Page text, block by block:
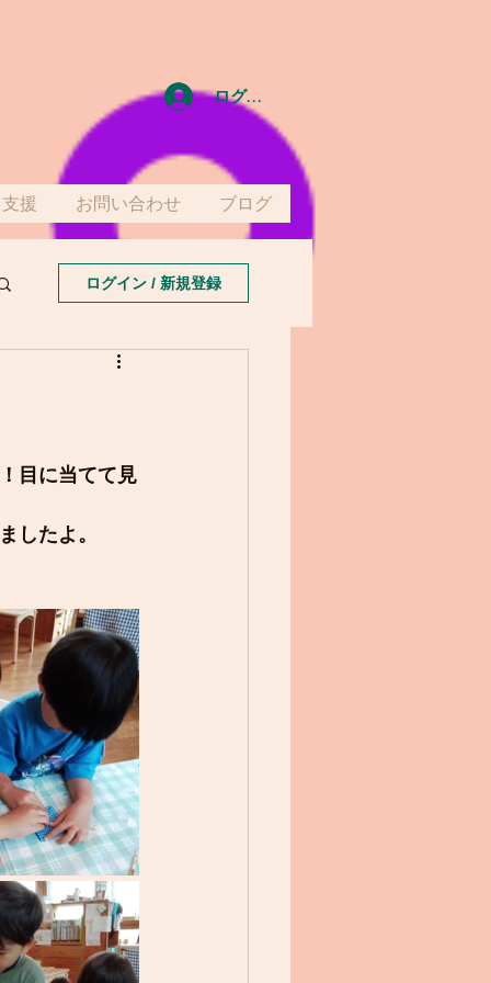
ログイン
援 お問い合わせ ブログ
ログイン / 新規登録
目に当てて見
したよ。